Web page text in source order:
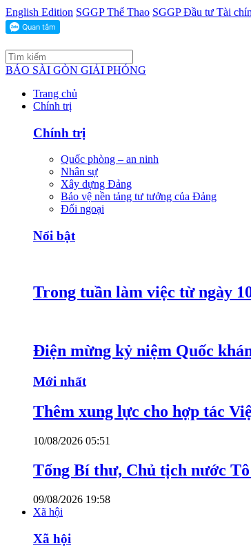
English Edition SGGP Thể Thao SGGP Đầu tư Tài
BÁO SÀI GÒN GIẢI PHÓNG
Trang chủ
Chính trị
Chính trị
Quốc phòng – an ninh
Nhân sự
Xây dựng Đảng
Bảo vệ nền tảng tư tưởng của Đảng
Đối ngoại
Nổi bật
Trong tuần làm việc từ ngày
Điện mừng kỷ niệm Quốc
Mới nhất
Thêm xung lực cho hợp tác
10/08/2026 05:51
Tổng Bí thư, Chủ tịch nước
09/08/2026 19:58
Xã hội
Xã hội